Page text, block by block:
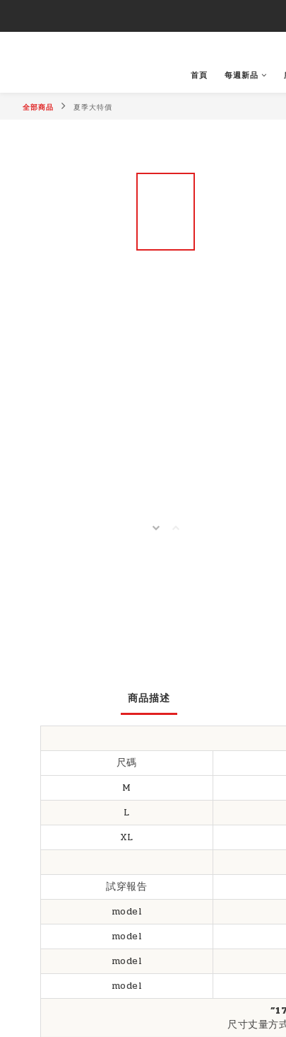
首頁 每週新品
全部商品 夏季大特價
商品描述
尺碼
M
L
XL
試穿報告
model
model
model
model
尺寸丈量方